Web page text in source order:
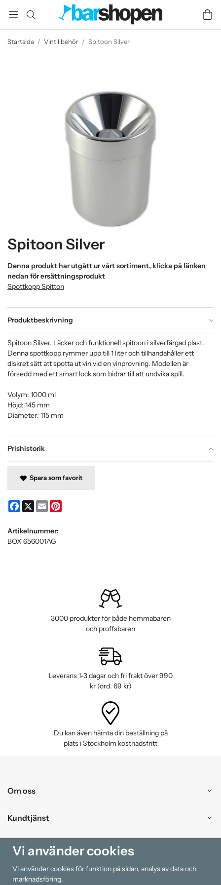
Startsida / Vintillbehör / Spitoon Silver
Spitoon Silver
Denna produkt har utgått ur vårt sortiment, klicka på länken
nedan för ersättningsprodukt
Spottkopp Spitton
Produktbeskrivning
Prishistorik
Spitoon Silver. Läcker och funktionell spitoon i silverfärgad plast.
Denna spottkopp rymmer upp till 1 liter och tillhandahåller ett
diskret sätt att spotta ut vin vid en vinprovning. Modellen är
försedd med ett smart lock som bidrar till att undvika spill.
Volym: 1000 ml
Höjd: 145 mm
Diameter: 115 mm
Spara som favorit
Facebook
X Email
Artikelnummer:
BOX 656001AG
3000 produkter för både hemmabaren
och proffsbaren
Leverans 1-3 dagar och fri frakt över 990
kr (ord. 69 kr)
Du kan även hämta din beställning på
plats i Stockholm kostnadsfritt
Om oss
Kundtjänst
Handla
Information
Vi använder cookies
Vi använder cookies för funktion på sidan, analys av data och
marknadsföring.